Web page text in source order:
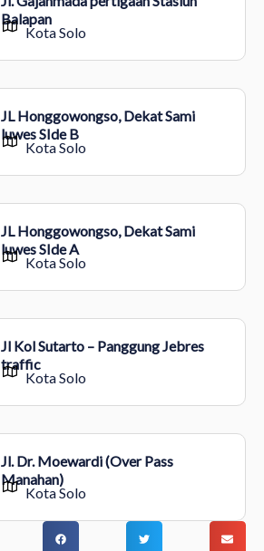
Balapan
Kota Solo
JL Honggowongso, Dekat Sami
luwes SIde B
Kota Solo
JL Honggowongso, Dekat Sami
luwes SIde A
Kota Solo
Jl Kol Sutarto – Panggung Jebres
traffic
Kota Solo
Jl. Dr. Moewardi (Over Pass
Manahan)
Kota Solo